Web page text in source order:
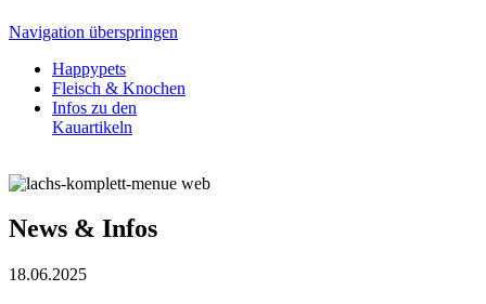
Navigation überspringen
Happypets
Fleisch & Knochen
Infos zu den
Kauartikeln
News & Infos
18.06.2025